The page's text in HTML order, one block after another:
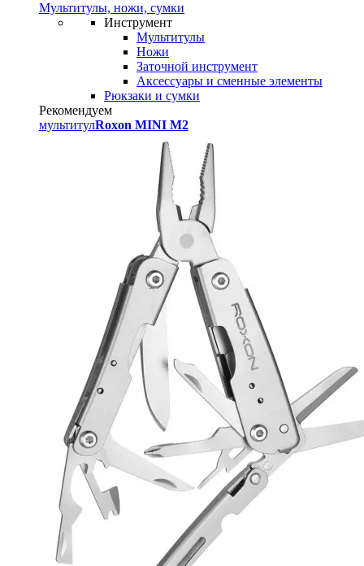
Мультитулы, ножи, сумки
Инструмент
Мультитулы
Ножи
Заточной инструмент
Аксессуары и сменные элементы
Рюкзаки и сумки
Рекомендуем
мультитулRoxon MINI M2